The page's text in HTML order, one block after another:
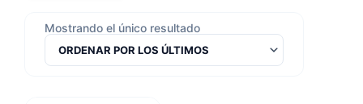
Mostrando el único resultado